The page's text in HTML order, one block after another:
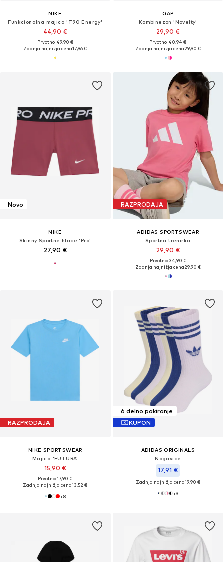
NIKE
Funkcionalna majica 'T90 Energy'
44,90 €
Prvotno: 49,90 €
Zadnja najnižja cena17,96 €
GAP
Kombinezon 'Novelty'
29,90 €
Prvotno: 40,94 €
Zadnja najnižja cena29,90 €
Novo
NIKE
Skinny Športne hlače 'Pro'
27,90 €
RAZPRODAJA
ADIDAS SPORTSWEAR
Športna trenirka
29,90 €
Prvotno: 34,90 €
Zadnja najnižja cena29,90 €
RAZPRODAJA
NIKE SPORTSWEAR
Majica 'FUTURA'
15,90 €
Prvotno: 17,90 €
Zadnja najnižja cena13,52 €
+8
6 delno pakiranje
KUPON
ADIDAS ORIGINALS
Nogavice
17,91 €
Zadnja najnižja cena19,90 €
+3